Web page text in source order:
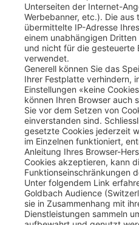
Unterseiten der Internet-
Werbebanner, etc.). Die aus
übermittelte IP-Adresse
einem unabhängigen
und nicht für die gesteuerte
verwendet.
Generell können Sie das
Ihrer Festplatte verhindern,
Einstellungen «keine
können Ihren Browser auch
Sie vor dem Setzen von
einverstanden sind.
gesetzte Cookies jederzeit
im Einzelnen funktioniert,
Anleitung Ihres Browser-
Cookies akzeptieren, kann
Funktionseinschränkungen
Unter folgendem Link
Goldbach Audience
sie in Zusammenhang mit
Dienstleistungen sammeln